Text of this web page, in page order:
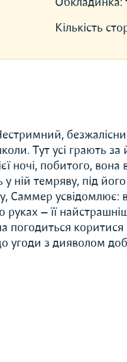
Кількість
Тут усі грають за
ночі, побитого, вона
ній темряву, під
Саммер усвідомлює:
руках — її
погодиться
угоди з дияволом